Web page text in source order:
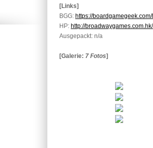
[Links]
BGG: https://
HP: http://
Ausgepackt: n/a
[Galerie: 7 Fotos]